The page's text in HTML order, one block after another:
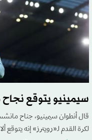
سيمينيو يتوقع
قال أنطوان سيمينيو، جناح
لكرة القدم لـ«رويترز» إنه يتوقع